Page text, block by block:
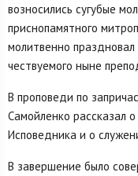
возносились сугубые
приснопамятного
молитвенно
чествуемого ныне
В проповеди по
Самойленко рассказал
Исповедника и о
В завершение было